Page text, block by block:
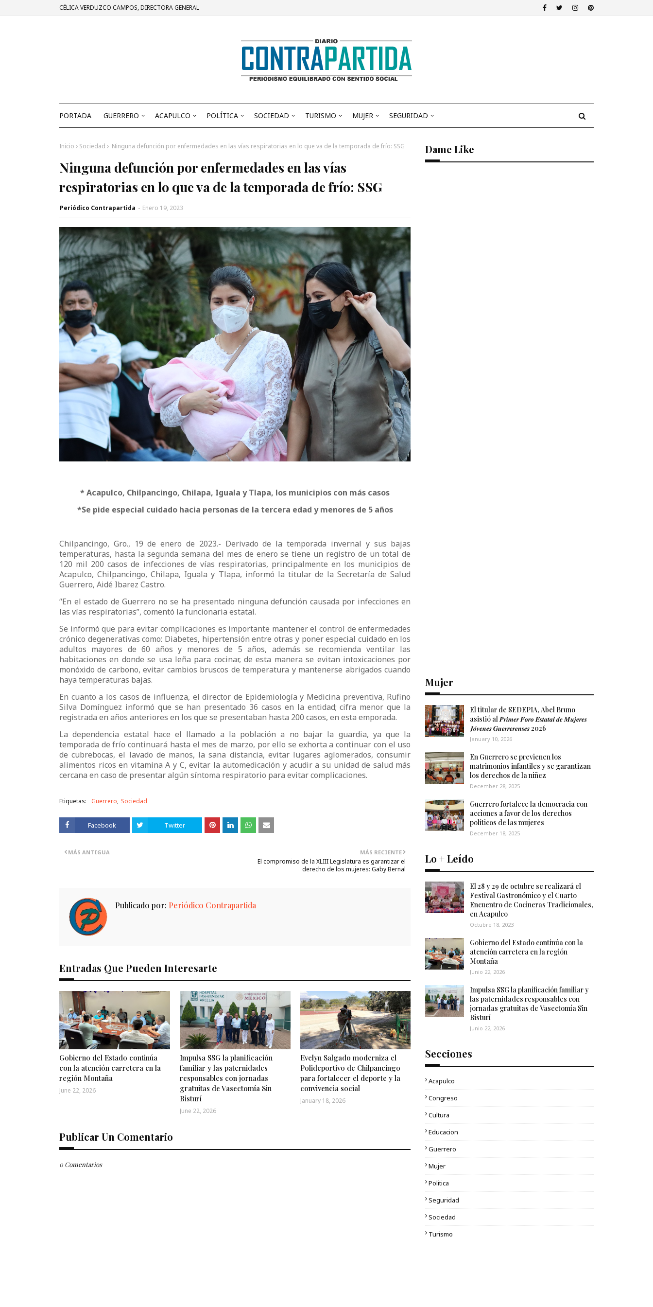
CÉLICA VERDUZCO CAMPOS, DIRECTORA GENERAL
PORTADA GUERRERO ACAPULCO POLÍTICA SOCIEDAD TURISMO MUJER SEGURIDAD
Inicio Sociedad Ninguna defunción por enfermedades en las vías respiratorias en lo que va de la temporada de frío: SSG
Ninguna defunción por enfermedades en las vías
respiratorias en lo que va de la temporada de frío: SSG
Periódico Contrapartida - Enero 19, 2023
* Acapulco, Chilpancingo, Chilapa, Iguala y Tlapa, los municipios con más casos
*Se pide especial cuidado hacia personas de la tercera edad y menores de 5 años
Chilpancingo, Gro., 19 de enero de 2023.- Derivado de la temporada invernal y sus bajas
temperaturas, hasta la segunda semana del mes de enero se tiene un registro de un total de
120 mil 200 casos de infecciones de vías respiratorias, principalmente en los municipios de
Acapulco, Chilpancingo, Chilapa, Iguala y Tlapa, informó la titular de la Secretaría de Salud
Guerrero, Aidé Ibarez Castro.
“En el estado de Guerrero no se ha presentado ninguna defunción causada por infecciones en
las vías respiratorias”, comentó la funcionaria estatal.
Se informó que para evitar complicaciones es importante mantener el control de enfermedades
crónico degenerativas como: Diabetes, hipertensión entre otras y poner especial cuidado en los
adultos mayores de 60 años y menores de 5 años, además se recomienda ventilar las
habitaciones en donde se usa leña para cocinar, de esta manera se evitan intoxicaciones por
monóxido de carbono, evitar cambios bruscos de temperatura y mantenerse abrigados cuando
haya temperaturas bajas.
En cuanto a los casos de influenza, el director de Epidemiología y Medicina preventiva, Rufino
Silva Domínguez informó que se han presentado 36 casos en la entidad; cifra menor que la
registrada en años anteriores en los que se presentaban hasta 200 casos, en esta emporada.
La dependencia estatal hace el llamado a la población a no bajar la guardia, ya que la
temporada de frío continuará hasta el mes de marzo, por ello se exhorta a continuar con el uso
de cubrebocas, el lavado de manos, la sana distancia, evitar lugares aglomerados, consumir
alimentos ricos en vitamina A y C, evitar la automedicación y acudir a su unidad de salud más
cercana en caso de presentar algún síntoma respiratorio para evitar complicaciones.
Etiquetas: Guerrero Sociedad
Facebook Twitter
MÁS RECIENTE
El compromiso de la XLIII Legislatura es garantizar el
derecho de los mujeres: Gaby Bernal
MÁS ANTIGUA
Publicado por: Periódico Contrapartida
Entradas Que Pueden Interesarte
Gobierno del Estado continúa
con la atención carretera en la
región Montaña
June 22, 2026
Impulsa SSG la planificación
familiar y las paternidades
responsables con jornadas
gratuitas de Vasectomía Sin
Bisturí
June 22, 2026
Evelyn Salgado moderniza el
Polideportivo de Chilpancingo
para fortalecer el deporte y la
convivencia social
January 18, 2026
Publicar Un Comentario
0 Comentarios
Dame Like
Mujer
El titular de SEDEPIA, Abel Bruno
asistió al 𝑷𝒓𝒊𝒎𝒆𝒓 𝑭𝒐𝒓𝒐 𝑬𝒔𝒕𝒂𝒕𝒂𝒍 𝒅𝒆 𝑴𝒖𝒋𝒆𝒓𝒆𝒔
𝑱𝒐́𝒗𝒆𝒏𝒆𝒔 𝑮𝒖𝒆𝒓𝒓𝒆𝒓𝒆𝒏𝒔𝒆𝒔 2026
January 10, 2026
En Guerrero se previenen los
matrimonios infantiles y se garantizan
los derechos de la niñez
December 28, 2025
Guerrero fortalece la democracia con
acciones a favor de los derechos
políticos de las mujeres
December 18, 2025
Lo + Leído
El 28 y 29 de octubre se realizará el
Festival Gastronómico y el Cuarto
Encuentro de Cocineras Tradicionales,
en Acapulco
Octubre 18, 2023
Gobierno del Estado continúa con la
atención carretera en la región
Montaña
Junio 22, 2026
Impulsa SSG la planificación familiar y
las paternidades responsables con
jornadas gratuitas de Vasectomía Sin
Bisturí
Junio 22, 2026
Secciones
Acapulco
Congreso
Cultura
Educacion
Guerrero
Mujer
Politica
Seguridad
Sociedad
Turismo